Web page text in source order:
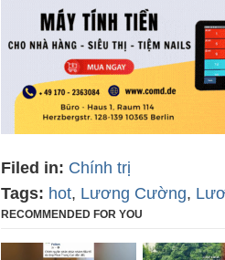
Filed in: Chính trị
Tags: hot, Lương Cường,
RECOMMENDED FOR YOU